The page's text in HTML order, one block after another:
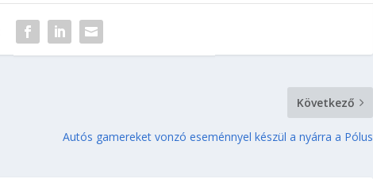
Következő
Autós gamereket vonzó eseménnyel készül a nyárra a Pólus